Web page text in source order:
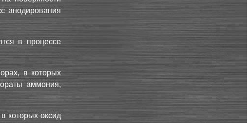
анодирования
в процессе
в которых
аммония,
которых оксид